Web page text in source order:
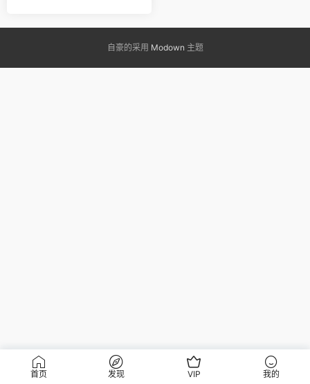
自豪的采用 Modown 主题
首页 发现 VIP 我的